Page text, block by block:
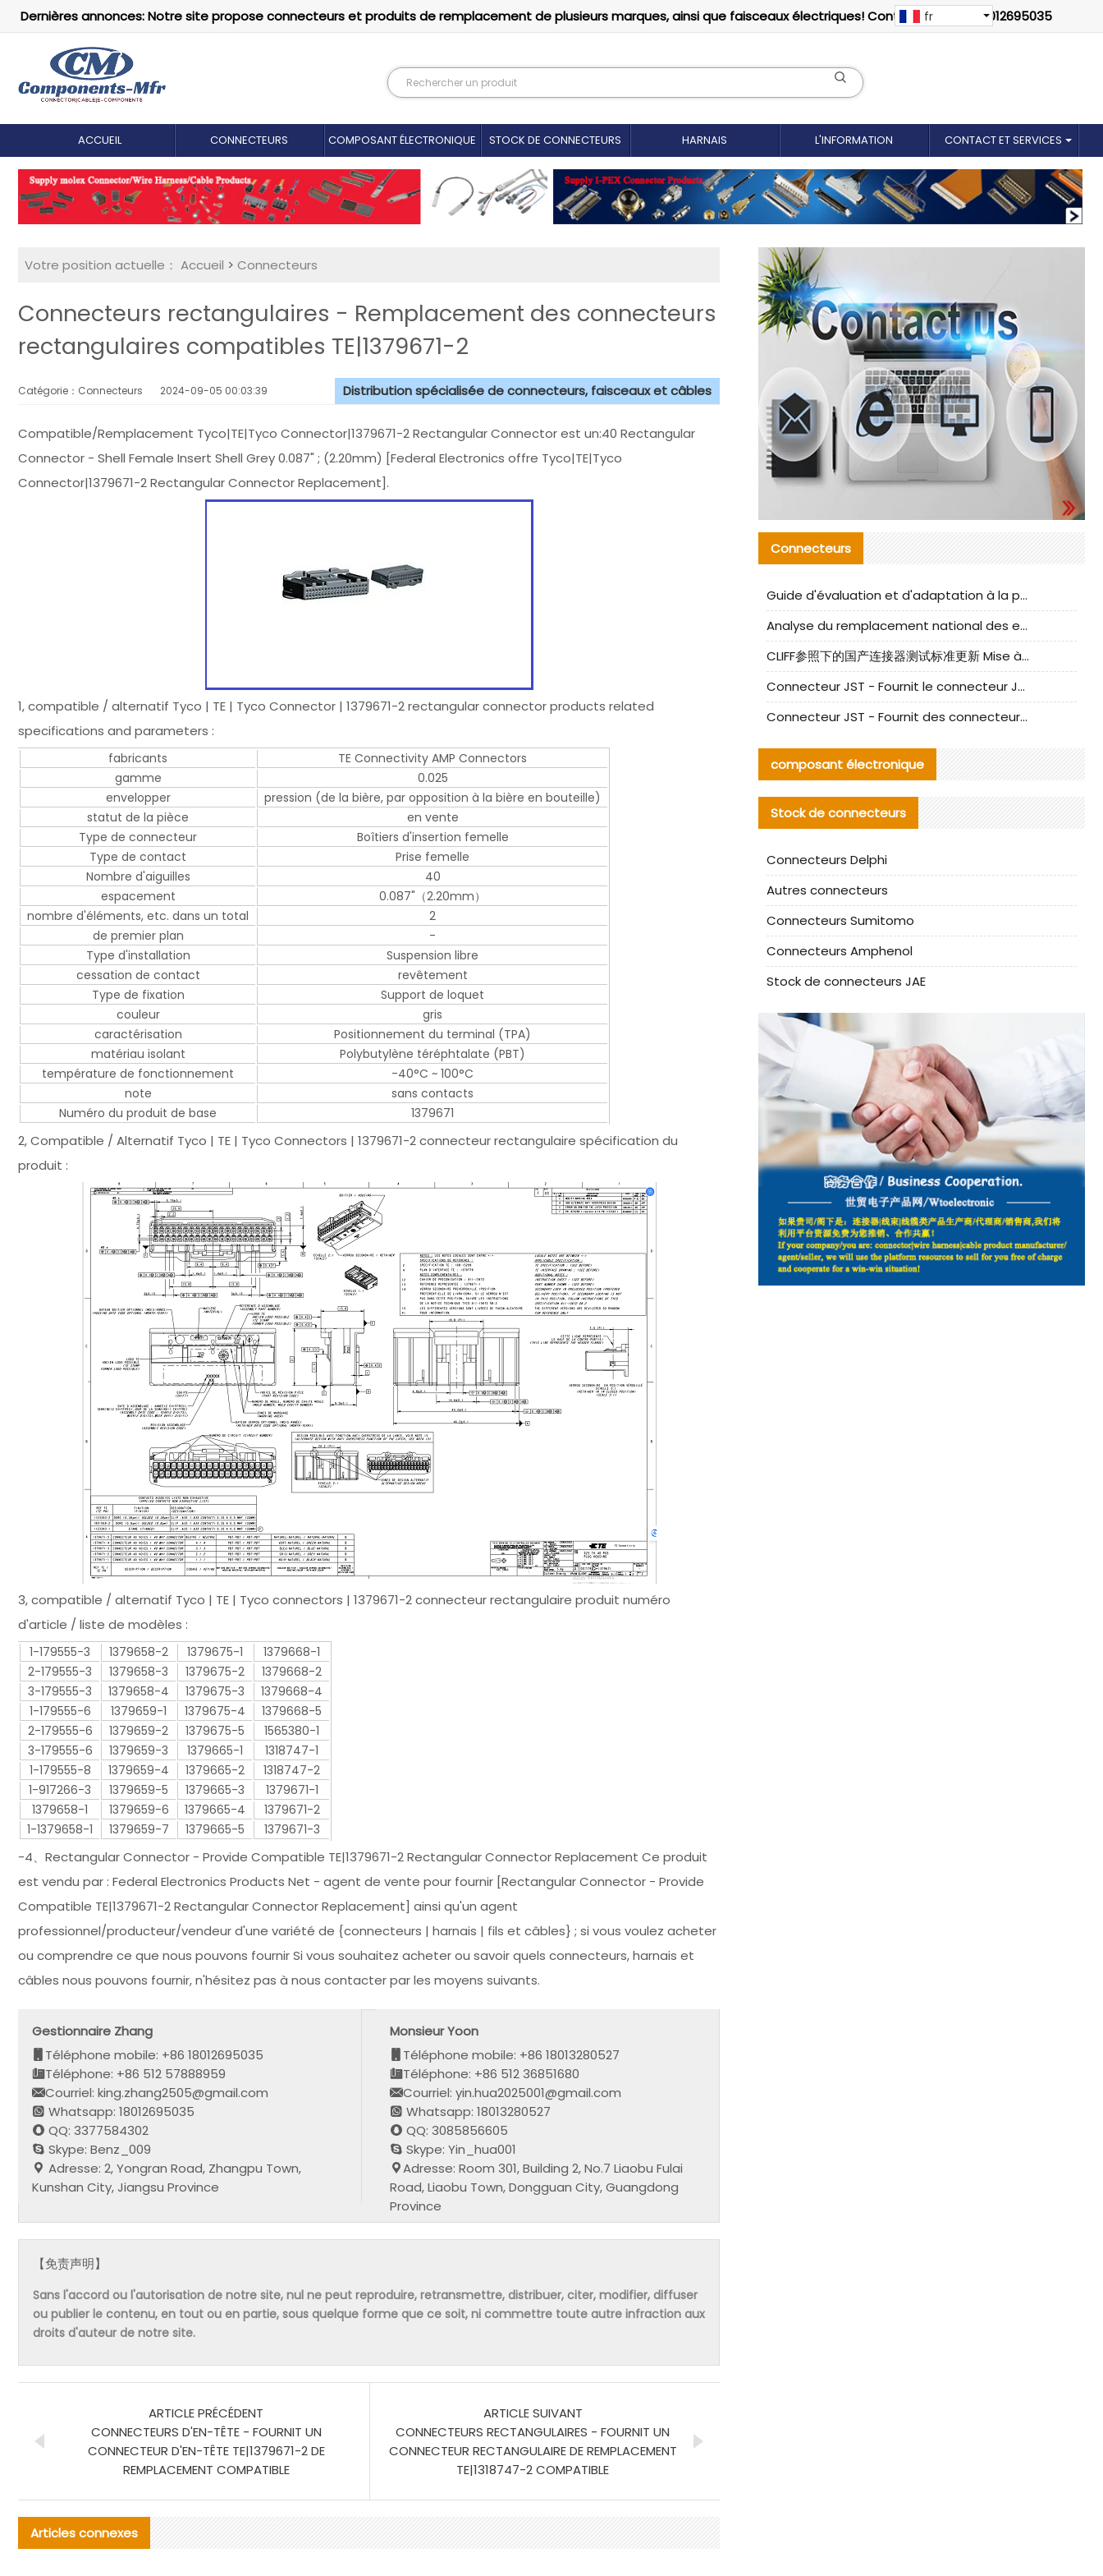
Dernières annonces: Notre site propose connecteurs et produits de remplacement de plusieurs marques, ainsi que faisceaux électriques! Contactez-nous: 18012695035
fr
ACCUEIL CONNECTEURS COMPOSANT ÉLECTRONIQUE STOCK DE CONNECTEURS HARNAIS L'INFORMATION CONTACT ET SERVICES
Votre position actuelle： Accueil > Connecteurs
Connecteurs rectangulaires - Remplacement des connecteurs
rectangulaires compatibles TE|1379671-2
Catégorie：Connecteurs 2024-09-05 00:03:39 Distribution spécialisée de connecteurs, faisceaux et câbles
Compatible/Remplacement Tyco|TE|Tyco Connector|1379671-2 Rectangular Connector est un:40 Rectangular
Connector - Shell Female Insert Shell Grey 0.087" ; (2.20mm) [Federal Electronics offre Tyco|TE|Tyco
Connector|1379671-2 Rectangular Connector Replacement].
1, compatible / alternatif Tyco | TE | Tyco Connector | 1379671-2 rectangular connector products related
specifications and parameters :
fabricants
TE Connectivity AMP Connectors
gamme
0.025
envelopper
pression (de la bière, par opposition à la bière en bouteille)
statut de la pièce
en vente
Type de connecteur
Boîtiers d'insertion femelle
Type de contact
Prise femelle
Nombre d'aiguilles
40
espacement
0.087"（2.20mm）
nombre d'éléments, etc. dans un total
2
de premier plan
-
Type d'installation
Suspension libre
cessation de contact
revêtement
Type de fixation
Support de loquet
couleur
gris
caractérisation
Positionnement du terminal (TPA)
matériau isolant
Polybutylène téréphtalate (PBT)
température de fonctionnement
-40°C ~ 100°C
note
sans contacts
Numéro du produit de base
1379671
2, Compatible / Alternatif Tyco | TE | Tyco Connectors | 1379671-2 connecteur rectangulaire spécification du
produit :
3, compatible / alternatif Tyco | TE | Tyco connectors | 1379671-2 connecteur rectangulaire produit numéro
d'article / liste de modèles :
1-179555-3 1379658-2 1379675-1
1379668-1
2-179555-3
1379658-3 1379675-2
1379668-2
3-179555-3
1379658-4 1379675-3
1379668-4
1-179555-6
1379659-1 1379675-4
1379668-5
2-179555-6
1379659-2 1379675-5
1565380-1
3-179555-6
1379659-3 1379665-1
1318747-1
1-179555-8
1379659-4 1379665-2
1318747-2
1-917266-3
1379659-5 1379665-3
1379671-1
1379658-1
1379659-6 1379665-4
1379671-2
1-1379658-1
1379659-7 1379665-5 1379671-3
-4、Rectangular Connector - Provide Compatible TE|1379671-2 Rectangular Connector Replacement Ce produit
est vendu par : Federal Electronics Products Net - agent de vente pour fournir [Rectangular Connector - Provide
Compatible TE|1379671-2 Rectangular Connector Replacement] ainsi qu'un agent
professionnel/producteur/vendeur d'une variété de {connecteurs | harnais | fils et câbles} ; si vous voulez acheter
ou comprendre ce que nous pouvons fournir Si vous souhaitez acheter ou savoir quels connecteurs, harnais et
câbles nous pouvons fournir, n'hésitez pas à nous contacter par les moyens suivants.
Gestionnaire Zhang
Téléphone mobile: +86 18012695035
Téléphone: +86 512 57888959
Courriel: king.zhang2505@gmail.com
Whatsapp: 18012695035
QQ: 3377584302
Skype: Benz_009
Adresse: 2, Yongran Road, Zhangpu Town,
Kunshan City, Jiangsu Province
Monsieur Yoon
Téléphone mobile: +86 18013280527
Téléphone: +86 512 36851680
Courriel: yin.hua2025001@gmail.com
Whatsapp: 18013280527
QQ: 3085856605
Skype: Yin_hua001
Adresse: Room 301, Building 2, No.7 Liaobu Fulai
Road, Liaobu Town, Dongguan City, Guangdong
Province
【免责声明】
Sans l'accord ou l'autorisation de notre site, nul ne peut reproduire, retransmettre, distribuer, citer, modifier, diffuser
ou publier le contenu, en tout ou en partie, sous quelque forme que ce soit, ni commettre toute autre infraction aux
droits d'auteur de notre site.
ARTICLE PRÉCÉDENT
CONNECTEURS D'EN-TÊTE - FOURNIT UN
CONNECTEUR D'EN-TÊTE TE|1379671-2 DE
REMPLACEMENT COMPATIBLE
ARTICLE SUIVANT
CONNECTEURS RECTANGULAIRES - FOURNIT UN
CONNECTEUR RECTANGULAIRE DE REMPLACEMENT
TE|1318747-2 COMPATIBLE
Articles connexes
Connecteurs
Guide d'évaluation et d'adaptation à la production des composants de câbles nationaux CNC Tech
Analyse du remplacement national des ensembles de câbles à fréquence élevée I-PEX
CLIFF参照下的国产连接器测试标准更新 Mise à jour des normes de test des connecteurs nationaux sous la référence CLIFF
Connecteur JST - Fournit le connecteur JST NSHR-02V-S original | Équivalent
Connecteur JST - Fournit des connecteurs JST GHR-09V-S authentiques et des produits de remplacement|
composant électronique
Stock de connecteurs
Connecteurs Delphi
Autres connecteurs
Connecteurs Sumitomo
Connecteurs Amphenol
Stock de connecteurs JAE